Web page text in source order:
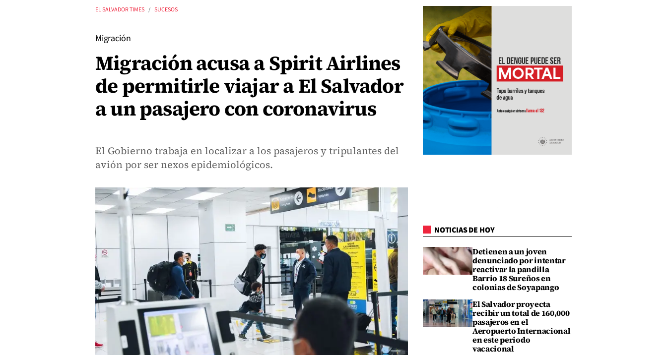
EL SALVADOR TIMES SUCESOS
Migración
Migración acusa a Spirit Airlines
de permitirle viajar a El Salvador
a un pasajero con coronavirus
El Gobierno trabaja en localizar a los pasajeros y tripulantes del
avión por ser nexos epidemiológicos.
NOTICIAS DE HOY
Detienen a un joven
denunciado por intentar
reactivar la pandilla
Barrio 18 Sureños en
colonias de Soyapango
El Salvador proyecta
recibir un total de 160,000
pasajeros en el
Aeropuerto Internacional
en este periodo
vacacional